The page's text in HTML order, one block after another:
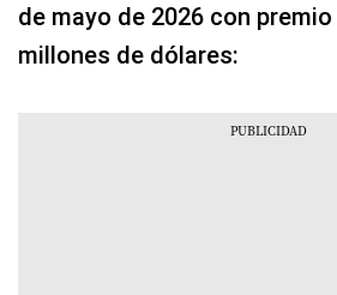
de mayo de 2026 con
millones de dólares: